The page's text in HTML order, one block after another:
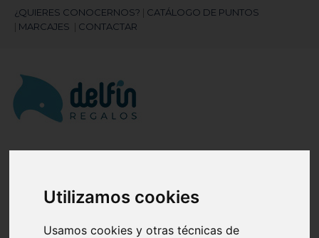
Utilizamos cookies
Usamos cookies y otras técnicas de
¿QUIERES CONOCERNOS?
CATÁLOGO DE PUNTOS
MARCAJES CONTACTAR
945 121 003
Navegación